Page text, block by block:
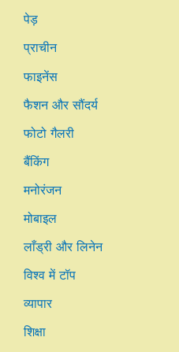
पेड़
प्राचीन
फाइनेंस
फैशन और सौंदर्य
फोटो गैलरी
बैंकिंग
मनोरंजन
मोबाइल
लाँड्री और लिनेन
विश्व में टॉप
व्यापार
शिक्षा